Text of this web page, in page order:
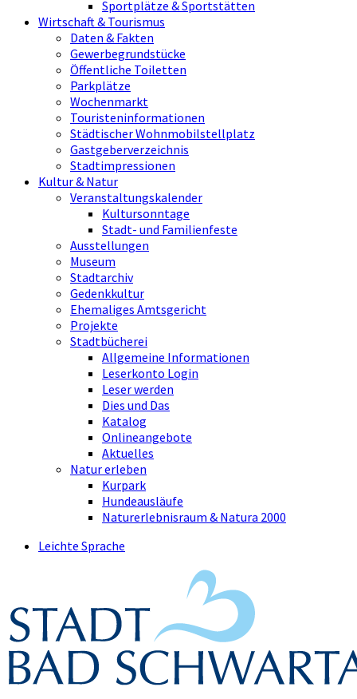
Sportplätze & Sportstätten
Wirtschaft & Tourismus
Daten & Fakten
Gewerbegrundstücke
Öffentliche Toiletten
Parkplätze
Wochenmarkt
Touristeninformationen
Städtischer Wohnmobilstellplatz
Gastgeberverzeichnis
Stadtimpressionen
Kultur & Natur
Veranstaltungskalender
Kultursonntage
Stadt- und Familienfeste
Ausstellungen
Museum
Stadtarchiv
Gedenkkultur
Ehemaliges Amtsgericht
Projekte
Stadtbücherei
Allgemeine Informationen
Leserkonto Login
Leser werden
Dies und Das
Katalog
Onlineangebote
Aktuelles
Natur erleben
Kurpark
Hundeausläufe
Naturerlebnisraum & Natura 2000
Leichte Sprache